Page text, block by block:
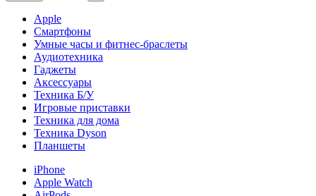
Apple
Смартфоны
Умные часы и фитнес-браслеты
Аудиотехника
Гаджеты
Аксессуары
Техника Б/У
Игровые приставки
Техника для дома
Техника Dyson
Планшеты
iPhone
Apple Watch